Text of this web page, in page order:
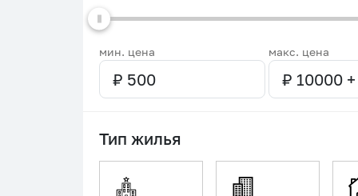
мин. цена макс. цена
Тип жилья